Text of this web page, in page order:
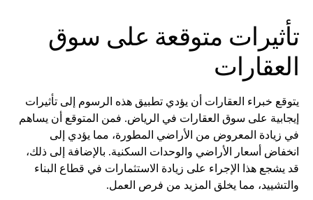
تأثيرات متوقعة على سوق
العقارات
يتوقع خبراء العقارات أن يؤدي تطبيق هذه الرسوم إلى تأثيرات
إيجابية على سوق العقارات في الرياض. فمن المتوقع أن يساهم
في زيادة المعروض من الأراضي المطورة، مما يؤدي إلى
انخفاض أسعار الأراضي والوحدات السكنية. بالإضافة إلى ذلك،
قد يشجع هذا الإجراء على زيادة الاستثمارات في قطاع البناء
والتشييد، مما يخلق المزيد من فرص العمل.